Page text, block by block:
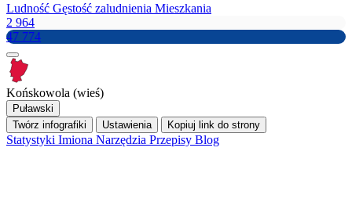
Ludność Gęstość zaludnienia Mieszkania
2 964
47 774
Końskowola (wieś)
Puławski
Twórz infografiki
Ustawienia Kopiuj link do strony
Statystyki Imiona Narzędzia Przepisy Blog